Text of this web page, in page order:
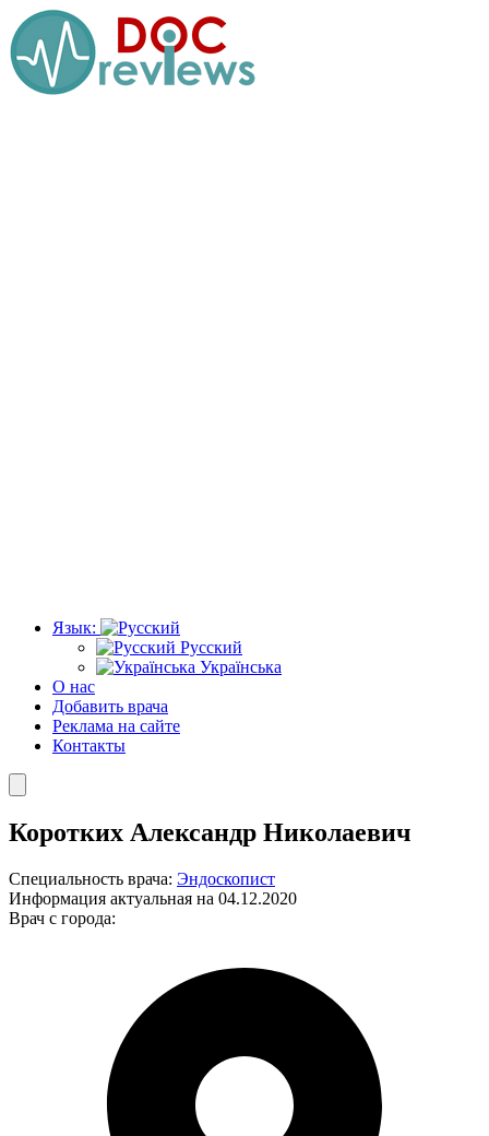
Перейти
к
содержимому
Язык:
Русский
Українська
О нас
Добавить врача
Реклама на сайте
Контакты
Коротких Александр Николаевич
Специальность врача: Эндоскопист
Информация актуальная на 04.12.2020
Врач с города: